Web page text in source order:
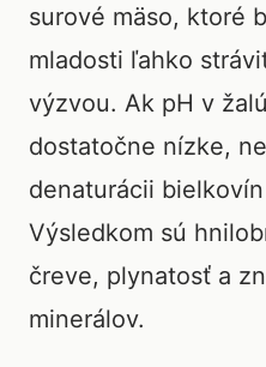
surové mäso, ktoré
mladosti ľahko
výzvou. Ak pH v
dostatočne nízke,
denaturácii
Výsledkom sú
čreve, plynatosť a
minerálov.